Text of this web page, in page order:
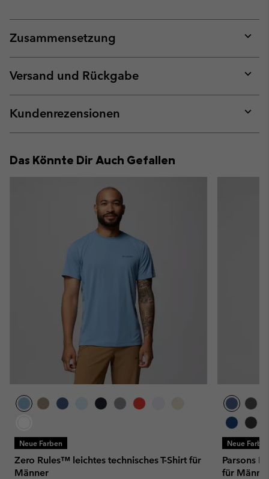
Zusammensetzung
or
Versand und Rückgabe
or
Kundenrezensionen
or
Das Könnte Dir Auch Gefallen
Neue Farben
Zero Rules™ leichtes technisches T-Shirt für
Männer
Neue
Parsons
für